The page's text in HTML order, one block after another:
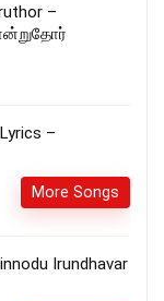
–
–
More Songs
Irundhavar